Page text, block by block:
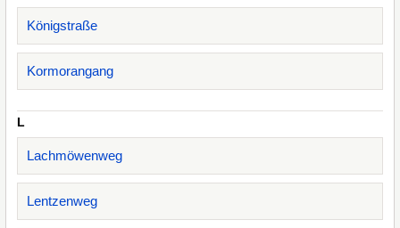
Königstraße
Kormorangang
L
Lachmöwenweg
Lentzenweg